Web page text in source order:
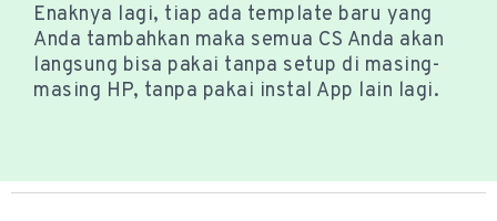
Enaknya lagi, tiap ada template baru yang
Anda tambahkan maka semua CS Anda akan
langsung bisa pakai tanpa setup di masing-
masing HP, tanpa pakai instal App lain lagi.